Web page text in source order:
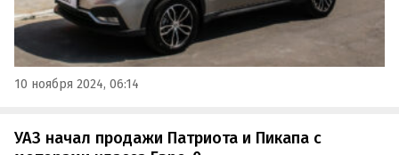
10 ноября 2024, 06:14
УАЗ начал продажи Патриота и Пикапа с